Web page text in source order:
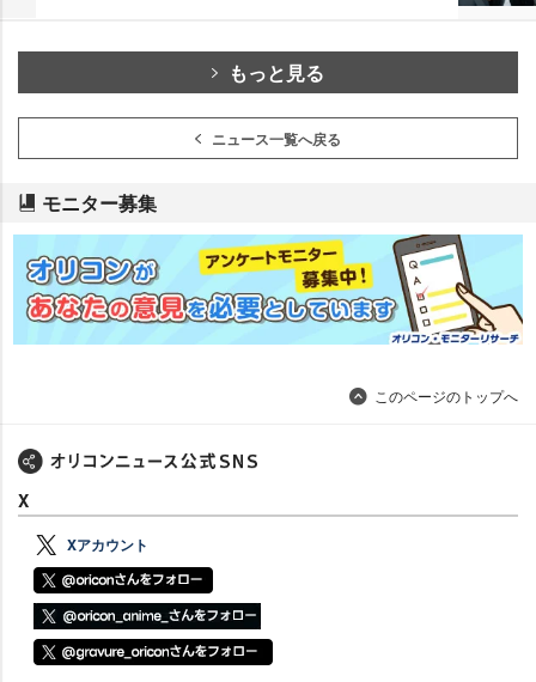
もっと見る
ニュース一覧へ戻る
モニター募集
このページのトップへ
X
Xアカウント